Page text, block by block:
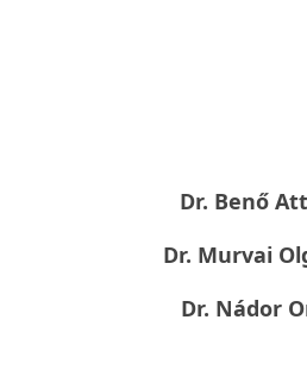
Dr. Benő
Dr. Murvai
Dr. Nádor